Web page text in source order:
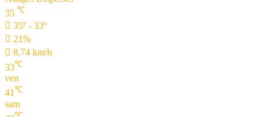
35 ℃
35º - 33º
21%
8.74 km/h
33℃
ven
41℃
sam